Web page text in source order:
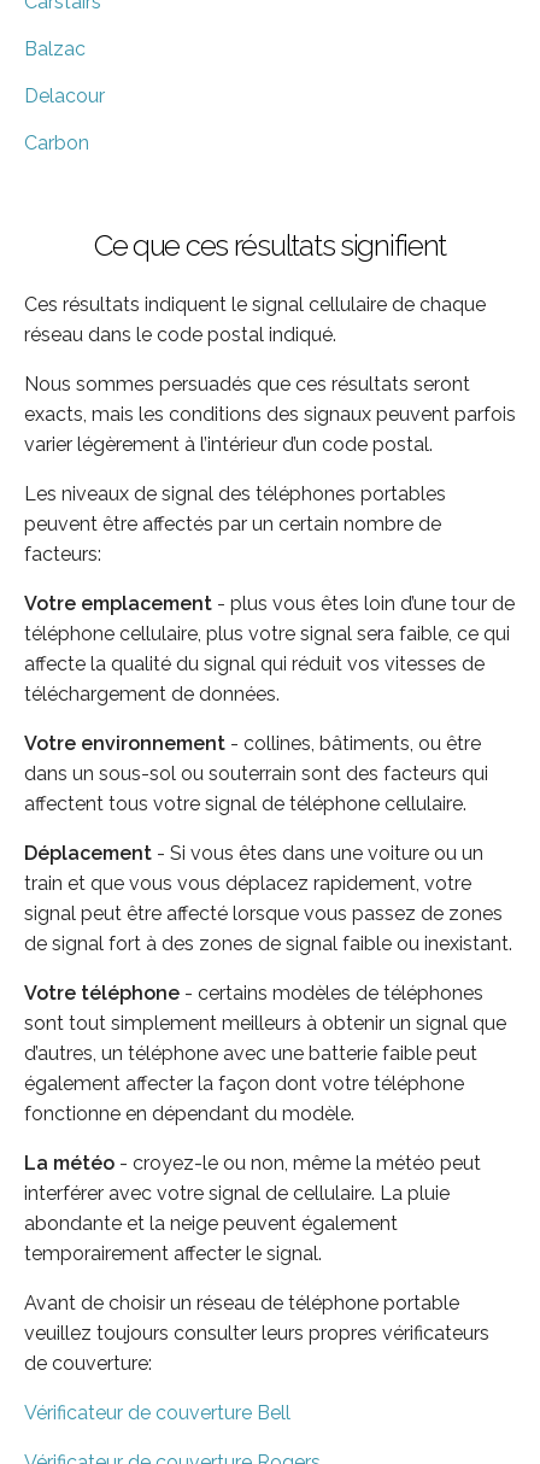
Balzac
Delacour
Carbon
Ce que ces résultats signifient
Ces résultats indiquent le signal cellulaire de chaque
réseau dans le code postal indiqué.
Nous sommes persuadés que ces résultats seront
exacts, mais les conditions des signaux peuvent parfois
varier légèrement à l’intérieur d’un code postal.
Les niveaux de signal des téléphones portables
peuvent être affectés par un certain nombre de
facteurs:
Votre emplacement - plus vous êtes loin d’une tour de
téléphone cellulaire, plus votre signal sera faible, ce qui
affecte la qualité du signal qui réduit vos vitesses de
téléchargement de données.
Votre environnement - collines, bâtiments, ou être
dans un sous-sol ou souterrain sont des facteurs qui
affectent tous votre signal de téléphone cellulaire.
Déplacement - Si vous êtes dans une voiture ou un
train et que vous vous déplacez rapidement, votre
signal peut être affecté lorsque vous passez de zones
de signal fort à des zones de signal faible ou inexistant.
Votre téléphone - certains modèles de téléphones
sont tout simplement meilleurs à obtenir un signal que
d’autres, un téléphone avec une batterie faible peut
également affecter la façon dont votre téléphone
fonctionne en dépendant du modèle.
La météo - croyez-le ou non, même la météo peut
interférer avec votre signal de cellulaire. La pluie
abondante et la neige peuvent également
temporairement affecter le signal.
Avant de choisir un réseau de téléphone portable
veuillez toujours consulter leurs propres vérificateurs
de couverture:
Vérificateur de couverture Bell